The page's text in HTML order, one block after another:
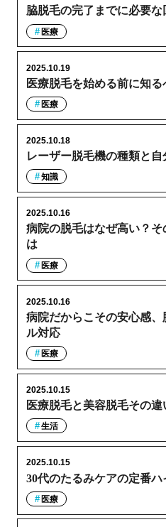
脇脱毛の完了までに必要
医療
医療脱毛を始める前に知る
2025.10.19
医療
レーザー脱毛機の種類と
2025.10.18
知識
病院の脱毛はなぜ高い？
は
2025.10.16
医療
病院だからこその安心感
ル対応
2025.10.16
医療
医療脱毛と美容脱毛その違
2025.10.15
生活
30代のたるみケアの定番ハ
2025.10.15
医療